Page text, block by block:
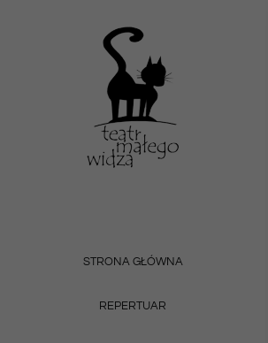
STRONA GŁÓWNA
REPERTUAR